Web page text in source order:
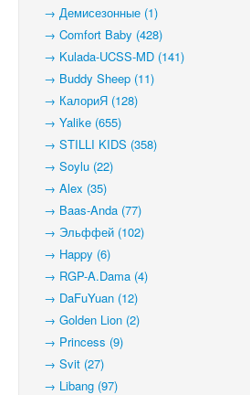
→ Демисезонные (1)
→ Comfort Baby (428)
→ Kulada-UCSS-MD (141)
→ Buddy Sheep (11)
→ КалориЯ (128)
→ Yalike (655)
→ STILLI KIDS (358)
→ Soylu (22)
→ Alex (35)
→ Baas-Anda (77)
→ Эльффей (102)
→ Happy (6)
→ RGP-A.Dama (4)
→ DaFuYuan (12)
→ Golden Lion (2)
→ Princess (9)
→ Svit (27)
→ Libang (97)